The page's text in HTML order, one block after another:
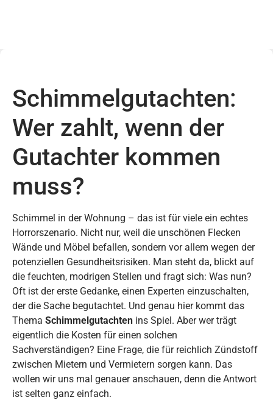
Schimmelgutachten:
Wer zahlt, wenn der
Gutachter kommen
muss?
Schimmel in der Wohnung – das ist für viele ein echtes
Horrorszenario. Nicht nur, weil die unschönen Flecken
Wände und Möbel befallen, sondern vor allem wegen der
potenziellen Gesundheitsrisiken. Man steht da, blickt auf
die feuchten, modrigen Stellen und fragt sich: Was nun?
Oft ist der erste Gedanke, einen Experten einzuschalten,
der die Sache begutachtet. Und genau hier kommt das
Thema Schimmelgutachten ins Spiel. Aber wer trägt
eigentlich die Kosten für einen solchen
Sachverständigen? Eine Frage, die für reichlich Zündstoff
zwischen Mietern und Vermietern sorgen kann. Das
wollen wir uns mal genauer anschauen, denn die Antwort
ist selten ganz einfach.